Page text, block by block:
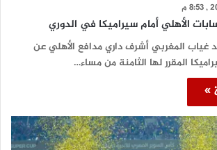
الأهلي أمام سيراميكا في الدوري
المغربي أشرف داري مدافع الأهلي عن
المقرر لها الثامنة من مساء…
»